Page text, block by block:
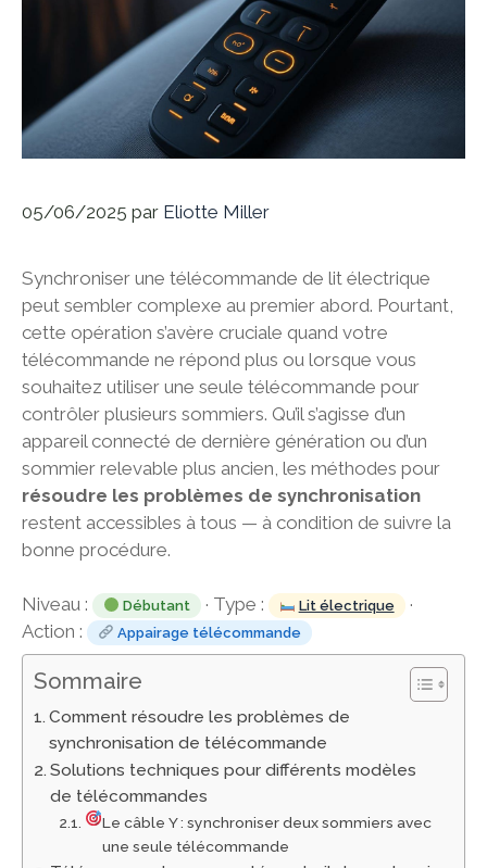
05/06/2025 par Eliotte Miller
Synchroniser une télécommande de lit électrique
peut sembler complexe au premier abord. Pourtant,
cette opération s’avère cruciale quand votre
télécommande ne répond plus ou lorsque vous
souhaitez utiliser une seule télécommande pour
contrôler plusieurs sommiers. Qu’il s’agisse d’un
appareil connecté de dernière génération ou d’un
sommier relevable plus ancien, les méthodes pour
résoudre les problèmes de synchronisation
restent accessibles à tous — à condition de suivre la
bonne procédure.
Niveau : Débutant · Type : Lit électrique
·
Action :
Appairage télécommande
Sommaire
Comment résoudre les problèmes de
synchronisation de télécommande
Solutions techniques pour différents modèles
de télécommandes
Le câble Y : synchroniser deux sommiers avec
une seule télécommande